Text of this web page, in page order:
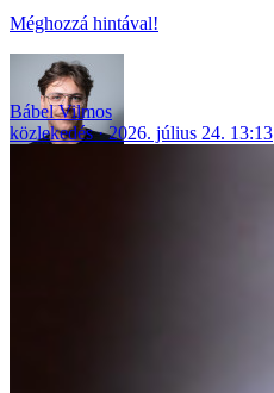
Méghozzá hintával!
Bábel Vilmos
közlekedés
2026. július 24. 13:13